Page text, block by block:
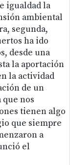
igualdad la
ambiental
segunda,
ha ido
desde una
la aportación
la actividad
de un
nos
tienen algo
que siempre
a
el